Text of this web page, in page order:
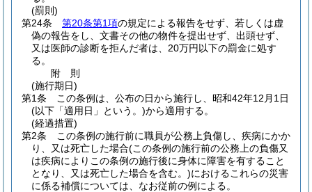
(罰則)
第24条
第20条第1項の規定による報告をせず、若しくは虚
偽の報告をし、文書その他の物件を提出せず、出頭せず、
又は医師の診断を拒んだ者は、20万円以下の罰金に処す
る。
附 則
(施行期日)
第1条
この条例は、公布の日から施行し、昭和42年12月1日
(以下「適用日」という。)から適用する。
(経過措置)
第2条
この条例の施行前に職員が公務上負傷し、疾病にかか
り、又は死亡した場合(この条例の施行前の公務上の負傷又
は疾病によりこの条例の施行後に身体に障害を有すること
となり、又は死亡した場合を含む。)におけるこれらの災害
に係る補償については、なお従前の例による。